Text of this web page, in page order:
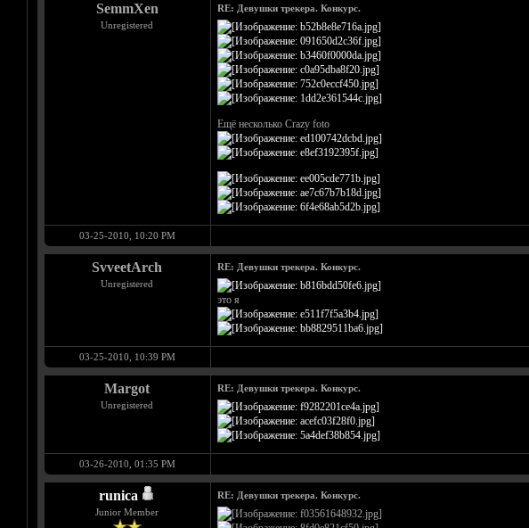
SemmXen
Unregistered
RE: Девушки трекера. Конкурс.
Ещё несколько Crazy foto
03-25-2010, 10:20 PM
SvveetArch
Unregistered
RE: Девушки трекера. Конкурс.
это я
03-25-2010, 10:39 PM
Margot
Unregistered
RE: Девушки трекера. Конкурс.
03-26-2010, 01:35 PM
runica
Junior Member
RE: Девушки трекера. Конкурс.